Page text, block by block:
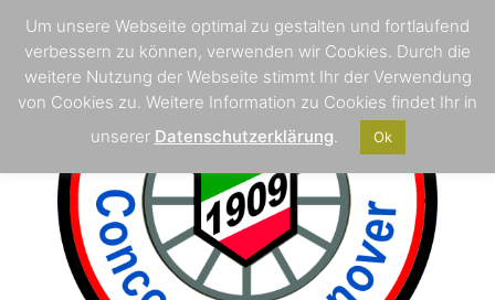
Um unsere Webseite optimal zu gestalten und fortlaufend
verbessern zu können, verwenden wir Cookies. Durch die
weitere Nutzung der Webseite stimmt Ihr der Verwendung
von Cookies zu. Weitere Information zu Cookies findet Ihr in
unserer Datenschutzerklärung Ok